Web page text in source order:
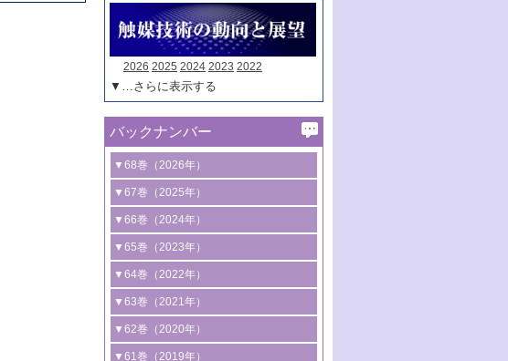
2026 2025 2024 2023 2022
▼…さらに表示する
バックナンバー
▼68巻（2026年）
1号 過酸化水素合成に関する研究動向
2号 コンピューター技術により加速する
触媒開発
3号 有機分子変換やCO 資源化のための
光触媒に関する最近の研究
B号 第137回触媒討論会（2026年）
▼67巻（2025年）
1号 CO
水素化によるグリーン燃料/グリ
ーンケミカル製造
2号 水素製造のための水分解技術に関す
る最近の研究
3号 オレフィン系樹脂の精密合成に関す
る最新技術
▼66巻（2024年）
1号 低次元ナノ構造を有する触媒材料
2号 規制反応場を活用した固体触媒研究
の新展開
3号 未踏分子変換を目指した酸化触媒プ
ロセスの最前線
▼65巻（2023年）
1号 炭素が関わる触媒機能
2号 プラスチックケミカルリサイクルの
ための触媒技術
3号 非酸化物系金属化合物を基盤とした
▼64巻（2022年）
1号 合成ガス製造とCOを用いるケミカル
ズ合成の最新動向
2号 化学品合成のための合金触媒開発
▼63巻（2021年）
1号 金触媒の新展開
2号 ペロブスカイト
▼62巻（2020年）
1号 触媒設計を拓く欠陥構造のキャラク
▼61巻（2019年）